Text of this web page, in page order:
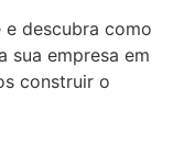
descubra como
sua empresa em
construir o